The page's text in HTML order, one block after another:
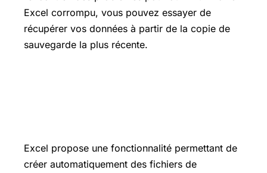
Excel corrompu, vous pouvez essayer de
récupérer vos données à partir de la copie de
sauvegarde la plus récente.
Excel propose une fonctionnalité permettant de
créer automatiquement des fichiers de